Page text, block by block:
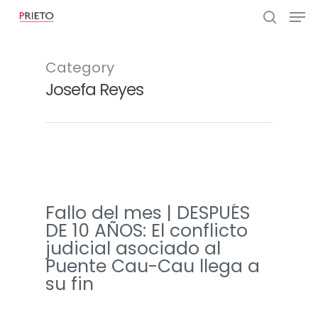
Category
Josefa Reyes
Fallo del mes | DESPUÉS
DE 10 AÑOS: El conflicto
judicial asociado al
Puente Cau-Cau llega a
su fin